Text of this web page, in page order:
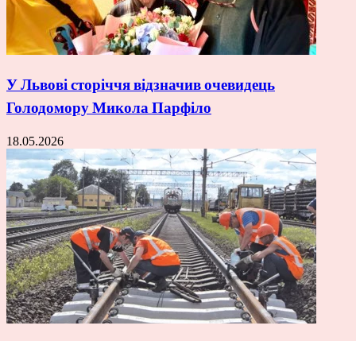
У Львові сторіччя відзначив очевидець
Голодомору Микола Парфіло
18.05.2026